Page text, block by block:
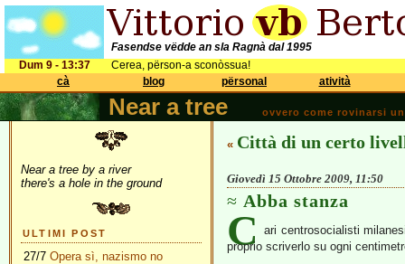
Fasendse vëdde an sla Ragnà dal 1995
Dum 9 - 13:37
Cerea, përson-a sconòssua!
cà
blog përsonal atività
Near a tree ovvero come rovinarsi
Near a tree by a river
there's a hole in the ground
ULTIMI POST
27/7 Opera sì, nazismo no
« Città di un certo
Giovedì 15 Ottobre 2009, 11:50
Abba stanza
C
ari centrosocialisti
proprio scriverlo su ogni